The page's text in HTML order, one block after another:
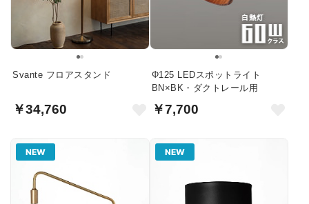
Svante フロアスタンド
￥34,760
Φ125 LEDスポットライト
BN×BK・ダクトレール用
￥7,700
NEW NEW